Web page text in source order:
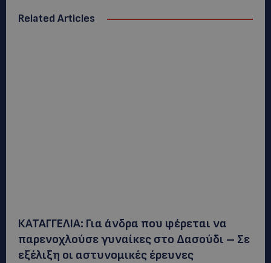
Related Articles
ΚΑΤΑΓΓΕΛΙΑ: Για άνδρα που φέρεται να
παρενοχλούσε γυναίκες στο Δασούδι – Σε
εξέλιξη οι αστυνομικές έρευνες